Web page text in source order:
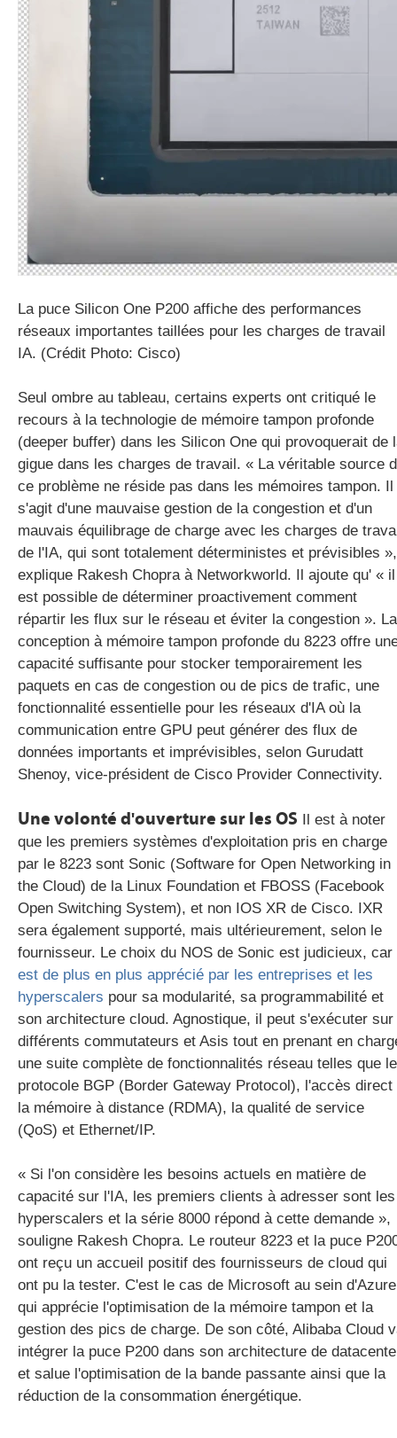
La puce Silicon One P200 affiche des performances
réseaux importantes taillées pour les charges de travail
IA. (Crédit Photo: Cisco)
Seul ombre au tableau, certains experts ont critiqué le
recours à la technologie de mémoire tampon profonde
(deeper buffer) dans les Silicon One qui provoquerait de
gigue dans les charges de travail. « La véritable source
ce problème ne réside pas dans les mémoires tampon. Il
s'agit d'une mauvaise gestion de la congestion et d'un
mauvais équilibrage de charge avec les charges de
de l'IA, qui sont totalement déterministes et prévisibles »,
explique Rakesh Chopra à Networkworld. Il ajoute qu' « il
est possible de déterminer proactivement comment
répartir les flux sur le réseau et éviter la congestion ». La
conception à mémoire tampon profonde du 8223 offre
capacité suffisante pour stocker temporairement les
paquets en cas de congestion ou de pics de trafic, une
fonctionnalité essentielle pour les réseaux d'IA où la
communication entre GPU peut générer des flux de
données importants et imprévisibles, selon Gurudatt
Shenoy, vice-président de Cisco Provider Connectivity.
Une volonté d'ouverture sur les OS Il est à noter
que les premiers systèmes d'exploitation pris en charge
par le 8223 sont Sonic (Software for Open Networking in
the Cloud) de la Linux Foundation et FBOSS (Facebook
Open Switching System), et non IOS XR de Cisco. IXR
sera également supporté, mais ultérieurement, selon le
fournisseur. Le choix du NOS de Sonic est judicieux, car
est de plus en plus apprécié par les entreprises et les
hyperscalers pour sa modularité, sa programmabilité et
son architecture cloud. Agnostique, il peut s'exécuter sur
différents commutateurs et Asis tout en prenant en
une suite complète de fonctionnalités réseau telles que le
protocole BGP (Border Gateway Protocol), l'accès direct
la mémoire à distance (RDMA), la qualité de service
(QoS) et Ethernet/IP.
« Si l'on considère les besoins actuels en matière de
capacité sur l'IA, les premiers clients à adresser sont les
hyperscalers et la série 8000 répond à cette demande »,
souligne Rakesh Chopra. Le routeur 8223 et la puce
ont reçu un accueil positif des fournisseurs de cloud qui
ont pu la tester. C'est le cas de Microsoft au sein d'Azure
qui apprécie l'optimisation de la mémoire tampon et la
gestion des pics de charge. De son côté, Alibaba Cloud
intégrer la puce P200 dans son architecture de
et salue l'optimisation de la bande passante ainsi que la
réduction de la consommation énergétique.